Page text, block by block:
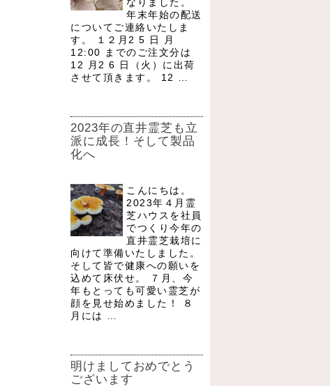
年末年始の配送
についてご連絡いたしま
す。 １２月2 5 日 月
12:00 までのご注文分は
12 月2 6 日（火）に出荷
させて頂きます。 12 …
2023年の直井霊芝も立
派に成長！そして製品
化へ
こんにちは。
2023年４月霊
芝ハウスを社員
でつくり今年の
直井霊芝栽培に
向けて準備いたしました。
そして皆で健康への願いを
込めて床伏せ。 ７月、今
年もとっても可愛い霊芝が
顔を見せ始めました！ ８
月には …
明けましておめでとう
ございます